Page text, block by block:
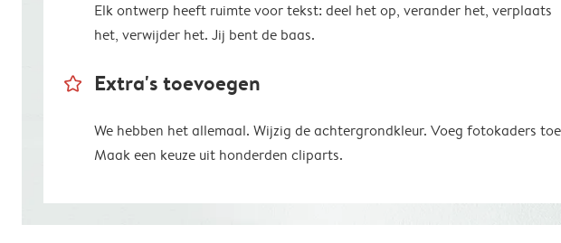
Elk ontwerp heeft ruimte voor tekst: deel het op, verander het, verplaats
het, verwijder het. Jij bent de baas.
star_outline Extra's toevoegen
We hebben het allemaal. Wijzig de achtergrondkleur. Voeg fotokaders
Maak een keuze uit honderden cliparts.